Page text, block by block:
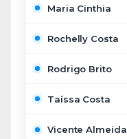
Maria Cinthia
Rochelly Costa
Rodrigo Brito
Taíssa Costa
Vicente Almeida